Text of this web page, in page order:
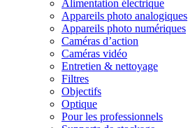
Alimentation électrique
Appareils photo analogiques
Appareils photo numériques
Caméras d’action
Caméras vidéo
Entretien & nettoyage
Filtres
Objectifs
Optique
Pour les professionnels